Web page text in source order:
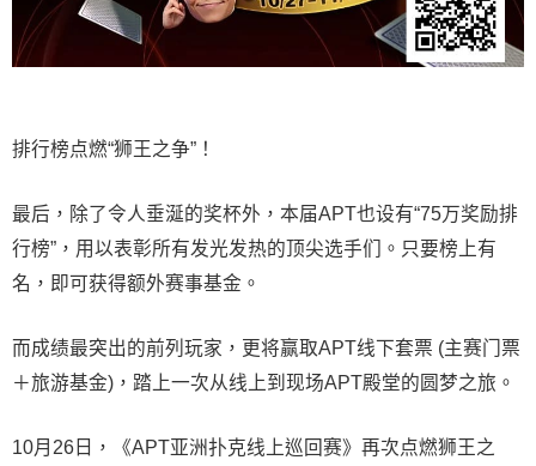
排行榜点燃“狮王之争”！
最后，除了令人垂涎的奖杯外，本届APT也设有“75万奖励排
行榜”，用以表彰所有发光发热的顶尖选手们。只要榜上有
名，即可获得额外赛事基金。
而成绩最突出的前列玩家，更将赢取APT线下套票 (主赛门票
＋旅游基金)，踏上一次从线上到现场APT殿堂的圆梦之旅。
10月26日，《APT亚洲扑克线上巡回赛》再次点燃狮王之